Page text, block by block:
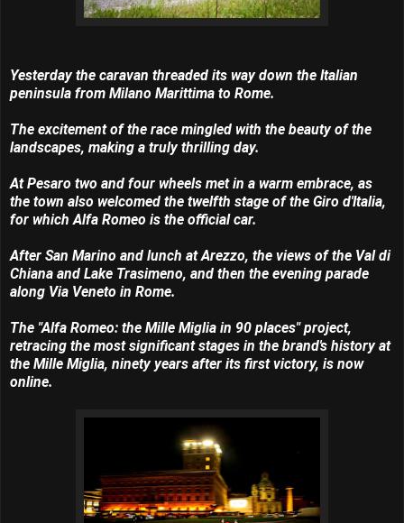
Yesterday the caravan threaded its way down the Italian
peninsula from Milano Marittima to Rome.
The excitement of the race mingled with the beauty of the
landscapes, making a truly thrilling day.
At Pesaro two and four wheels met in a warm embrace, as
the town also welcomed the twelfth stage of the Giro d'Italia,
for which Alfa Romeo is the official car.
After San Marino and lunch at Arezzo, the views of the Val di
Chiana and Lake Trasimeno, and then the evening parade
along Via Veneto in Rome.
The "Alfa Romeo: the Mille Miglia in 90 places" project,
retracing the most significant stages in the brand's history at
the Mille Miglia, ninety years after its first victory, is now
online.